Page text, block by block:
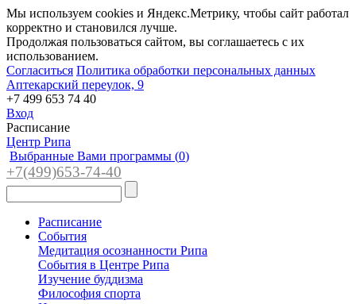
Мы используем cookies и Яндекс.Метрику, чтобы сайт работал
корректно и становился лучше.
Продолжая пользоваться сайтом, вы соглашаетесь с их
использованием.
Согласиться Политика обработки персональных данных
Аптекарский переулок, 9
+7 499 653 74 40
Вход
Расписание
Центр Рипа
Выбранные Вами программы (0)
+7(499)653-74-40
Расписание
События
Медитация осознанности Рипа
События в Центре Рипа
Изучение буддизма
Философия спорта